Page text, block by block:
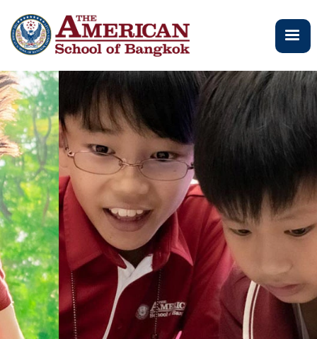
요
콘
츠
로
건
너
뛰
기